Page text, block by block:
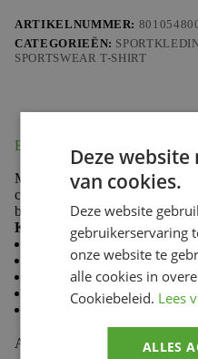
ARTIKELNUMMER:
CATEGORIEËN:
SPORTSWEAR T-SHIRT
Beschrijving
Made from 100% cotton, Troy
combine softness and durability
both on the trails and in the
Key features:
Casual style
Comfortable and durable
Premium fit
Classic crew neck
Aanvullende informatie
Deze
van cookies.
Deze website
gebruikerservaring
onze website te
alle cookies in
Cookiebeleid. Lees
ALLES